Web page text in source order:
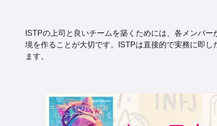
ISTPの上司と良いチームを築くためには、各メンバ
境を作ることが大切です。ISTPは直接的で実務に即
ます。